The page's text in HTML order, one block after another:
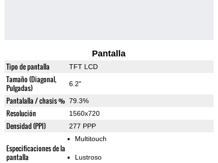
Pantalla
Tipo de pantalla TFT LCD
Tamaño (Diagonal,
Pulgadas)
6.2"
Pantalalla / chasis % 79.3%
Resolución 1560x720
Densidad (PPI) 277 PPP
Especificaciones de la
pantalla
Multitouch
Lustroso